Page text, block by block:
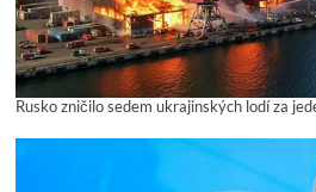
Rusko zničilo sedem ukrajinských lodí za